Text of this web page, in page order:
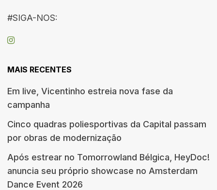
#SIGA-NOS:
MAIS RECENTES
Em live, Vicentinho estreia nova fase da
campanha
Cinco quadras poliesportivas da Capital passam
por obras de modernização
Após estrear no Tomorrowland Bélgica, HeyDoc!
anuncia seu próprio showcase no Amsterdam
Dance Event 2026